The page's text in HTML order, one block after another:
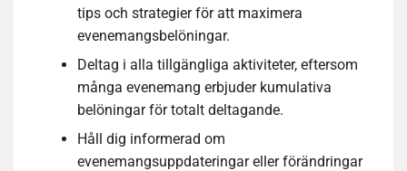
tips och strategier för att maximera
evenemangsbelöningar.
Deltag i alla tillgängliga aktiviteter, eftersom
många evenemang erbjuder kumulativa
belöningar för totalt deltagande.
Håll dig informerad om
evenemangsuppdateringar eller förändringar